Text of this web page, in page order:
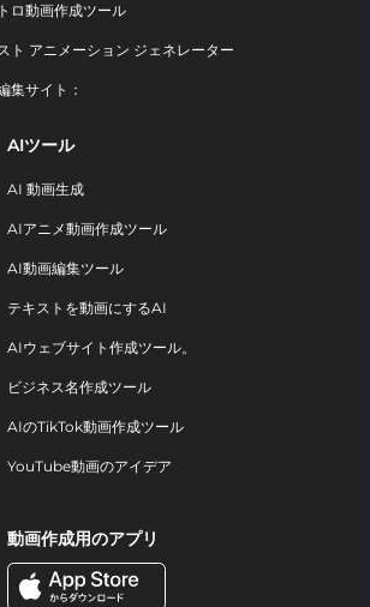
ロ動画作成ツール
ト アニメーション ジェネレーター
集サイト：
AIツール
AI 動画生成
AIアニメ動画作成ツール
AI動画編集ツール
テキストを動画にするAI
AIウェブサイト作成ツール。
ビジネス名作成ツール
AIのTikTok動画作成ツール
YouTube動画のアイデア
動画作成用のアプリ